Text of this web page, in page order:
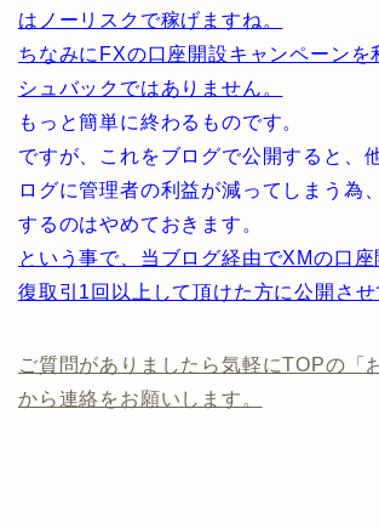
はノーリスクで稼げますね。
ちなみにFXの口座開設キャンペーンを
シュバックではありません。
もっと簡単に終わるものです。
ですが、これをブログで公開すると、
ログに管理者の利益が減ってしまう為
するのはやめておきます。
という事で、当ブログ経由でXMの口
復取引1回以上して頂けた方に公開させ
ご質問がありましたら気軽にTOPの「
から連絡をお願いします。